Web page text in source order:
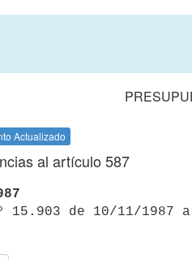
Actualizado
al artículo 587
15.903 de 10/11/1987